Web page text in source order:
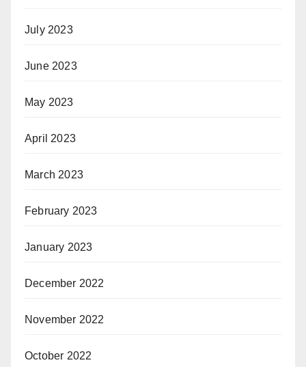
July 2023
June 2023
May 2023
April 2023
March 2023
February 2023
January 2023
December 2022
November 2022
October 2022